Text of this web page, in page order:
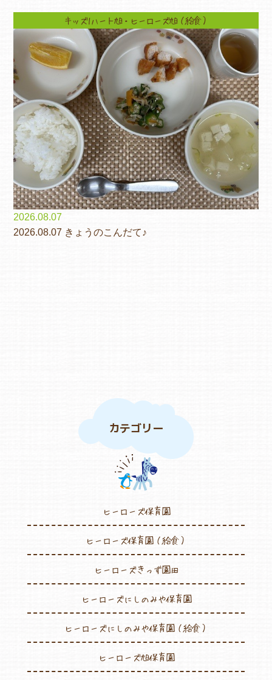
キッズ1ハート旭・ヒーローズ旭（給食）
2026.08.07
2026.08.07 きょうのこんだて♪
カテゴリー
ヒーローズ保育園
ヒーローズ保育園（給食）
ヒーローズきっず園田
ヒーローズにしのみや保育園
ヒーローズにしのみや保育園（給食）
ヒーローズ旭保育園